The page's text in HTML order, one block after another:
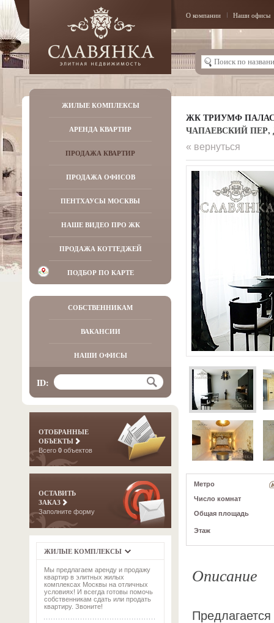
О компании Наши офисы
ЖИЛЫЕ КОМПЛЕКСЫ
АРЕНДА КВАРТИР
ПРОДАЖА КВАРТИР
ПРОДАЖА ОФИСОВ
ПЕНТХАУСЫ МОСКВЫ
НАШЕ ВИДЕО ПРО ЖК
ПРОДАЖА КОТТЕДЖЕЙ
ПОДБОР ПО КАРТЕ
СОБСТВЕННИКАМ
ВАКАНСИИ
НАШИ ОФИСЫ
ID:
ОТОБРАННЫЕ
ОБЪЕКТЫ
Всего 0 объектов
ОСТАВИТЬ
ЗАКАЗ
Заполните форму
ЖИЛЫЕ КОМПЛЕКСЫ
Мы предлагаем аренду и продажу
квартир в элитных жилых
комплексах Москвы на отличных
условиях! И всегда готовы помочь
собственникам сдать или продать
квартиру. Звоните!
ЖК ТРИУМФ
ЧАПАЕВСКИЙ ПЕР,
« вернуться
Метро
Число комнат
Общая площадь
Этаж
Описание